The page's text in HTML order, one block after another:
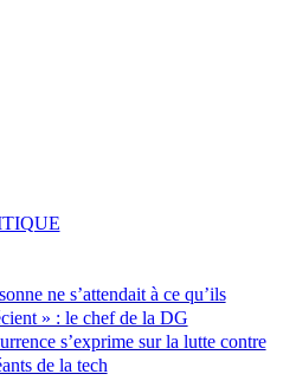
ne s’attendait à ce qu’ils
» : le chef de la DG
s’exprime sur la lutte contre
de la tech